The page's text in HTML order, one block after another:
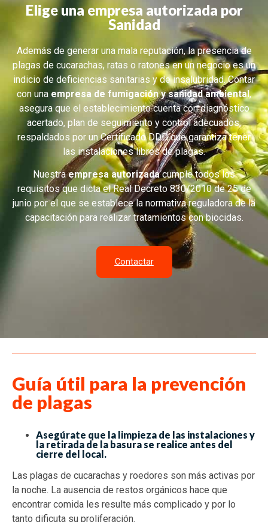
Elige una empresa autorizada por
Sanidad
Además de generar una mala reputación, la presencia de
plagas de cucarachas, ratas o ratones en un negocio es un
indicio de deficiencias sanitarias y de insalubridad. Contar
con una empresa de fumigación y sanidad ambiental,
asegura que el establecimiento cuenta con diagnóstico
acertado, plan de seguimiento y control adecuados,
respaldados por un Certificado DDD que garantiza tener
las instalaciones libres de plagas.
Nuestraempresa autorizadacumple todos los
requisitos que dicta el Real Decreto 830/2010 de 25 de
junio por el que se establece la normativa reguladora de la
capacitación para realizar tratamientos con biocidas.
Contactar
Guía útil para la prevención
de plagas
Asegúrate que la limpieza de las instalaciones y
la retirada de la basura se realice antes del
cierre del local.
Las plagas de cucarachas y roedores son más activas por
la noche. La ausencia de restos orgánicos hace que
encontrar comida les resulte más complicado y por lo
tanto dificuta su proliferación.